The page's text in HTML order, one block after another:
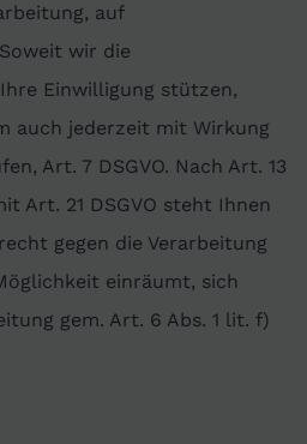
auf
wir die
Einwilligung stützen,
auch jederzeit mit Wirkung
Art. 7 DSGVO. Nach Art. 13
Art. 21 DSGVO steht Ihnen
gegen die Verarbeitung
einräumt, sich
gem. Art. 6 Abs. 1 lit. f)